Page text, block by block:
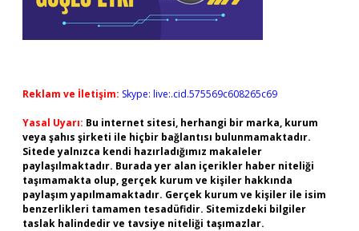
Reklam ve İletişim: Skype: live:.cid.575569c608265c69
Yasal Uyarı: Bu internet sitesi, herhangi bir marka, kurum
veya şahıs şirketi ile hiçbir bağlantısı bulunmamaktadır.
Sitede yalnızca kendi hazırladığımız makaleler
paylaşılmaktadır. Burada yer alan içerikler haber niteliği
taşımamakta olup, gerçek kurum ve kişiler hakkında
paylaşım yapılmamaktadır. Gerçek kurum ve kişiler ile isim
benzerlikleri tamamen tesadüfidir. Sitemizdeki bilgiler
taslak halindedir ve tavsiye niteliği taşımazlar.